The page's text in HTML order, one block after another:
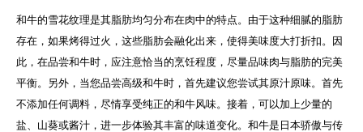
和牛的雪花纹理是其脂肪均匀分布在肉中的特点。由于这种细腻的脂肪
存在，如果烤得过火，这些脂肪会融化出来，使得美味度大打折扣。因
此，在品尝和牛时，应注意恰当的烹饪程度，尽量品味肉与脂肪的完美
平衡。另外，当您品尝高级和牛时，首先建议您尝试其原汁原味。首先
不添加任何调料，尽情享受纯正的和牛风味。接着，可以加上少量的
盐、山葵或酱汁，进一步体验其丰富的味道变化。和牛是日本骄傲与传